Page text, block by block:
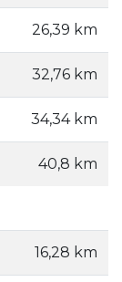
26,39 km
32,76 km
34,34 km
40,8 km
16,28 km